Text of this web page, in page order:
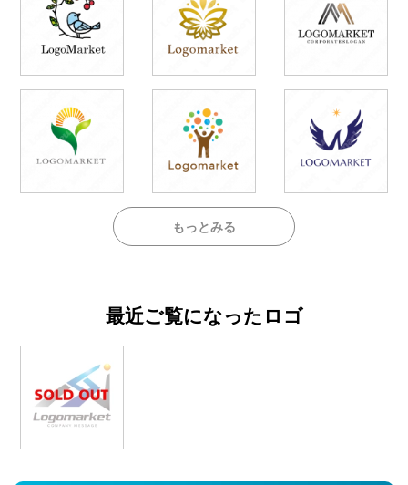
もっとみる
最近ご覧になったロゴ